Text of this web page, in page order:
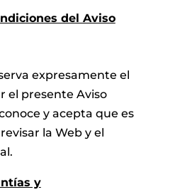
del Aviso
expresamente el
el presente Aviso
y acepta que es
la Web y el
y